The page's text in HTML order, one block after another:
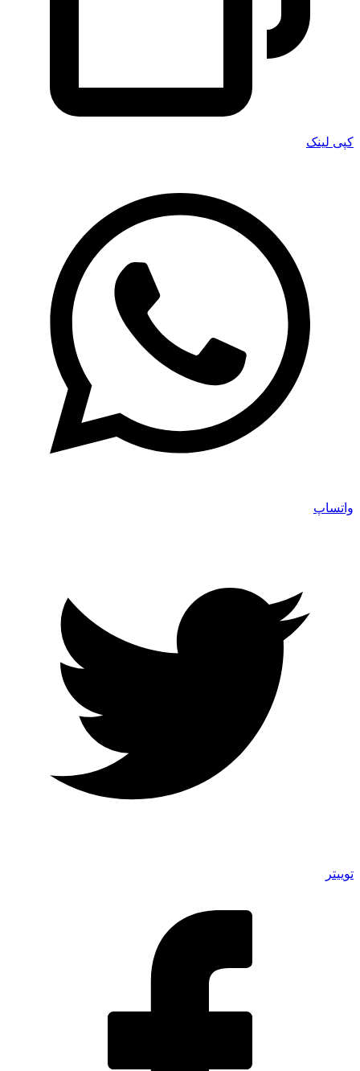
کپی لینک
واتساپ
توییتر